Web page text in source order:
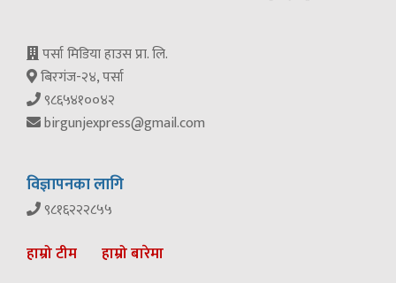
पर्सा मिडिया हाउस प्रा. लि.
बिरगंज-२४, पर्सा
९८६५४१००४२
birgunjexpress@gmail.com
विज्ञापनका लागि
९८१६२२२८५५
हाम्रो टीम हाम्रो बारेमा